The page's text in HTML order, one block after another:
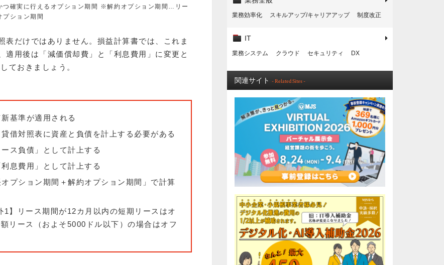
確実に行えるオプション期間 ※解約オプション期間…リー
プション期間
表だけではありません。損益計算書では、これま
適用後は「減価償却費」と「利息費用」に変更と
ておきましょう。
基準が適用される
借対照表に資産と負債を計上する必要がある
ス負債」として計上する
息費用」として計上する
プション期間＋解約オプション期間」で計算
】リース期間が12カ月以内の短期リースはオ
リース（およそ5000ドル以下）の場合はオフ
業務効率化 スキルアップ/キャリアアップ 制度改正
IT
業務システム クラウド セキュリティ DX
関連サイト - Related Sites -